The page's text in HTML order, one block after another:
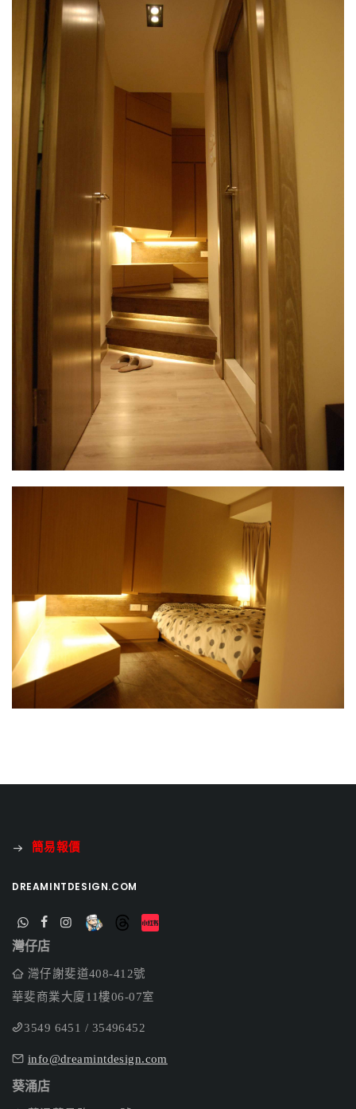
簡易報價
DREAMINTDESIGN.COM
灣仔店
灣仔謝斐道408-412號
華斐商業大廈11樓06-07室
3549 6451 / 35496452
info@dreamintdesign.com
葵涌店